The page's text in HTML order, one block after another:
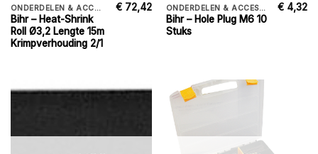
ONDERDELEN & ACCESSORIES
Bihr – Heat-Shrink
Roll Ø3,2 Lengte 15m
Krimpverhouding 2/1
€ 72,42 ONDERDELEN & ACCESSORIES
Bihr – Hole Plug M6 10
Stuks
€ 4,32